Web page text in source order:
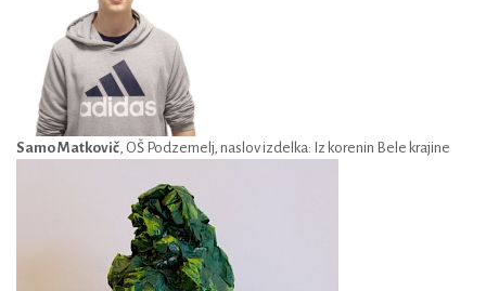
Samo Matkovič, OŠ Podzemelj, naslov izdelka: Iz korenin Bele krajine